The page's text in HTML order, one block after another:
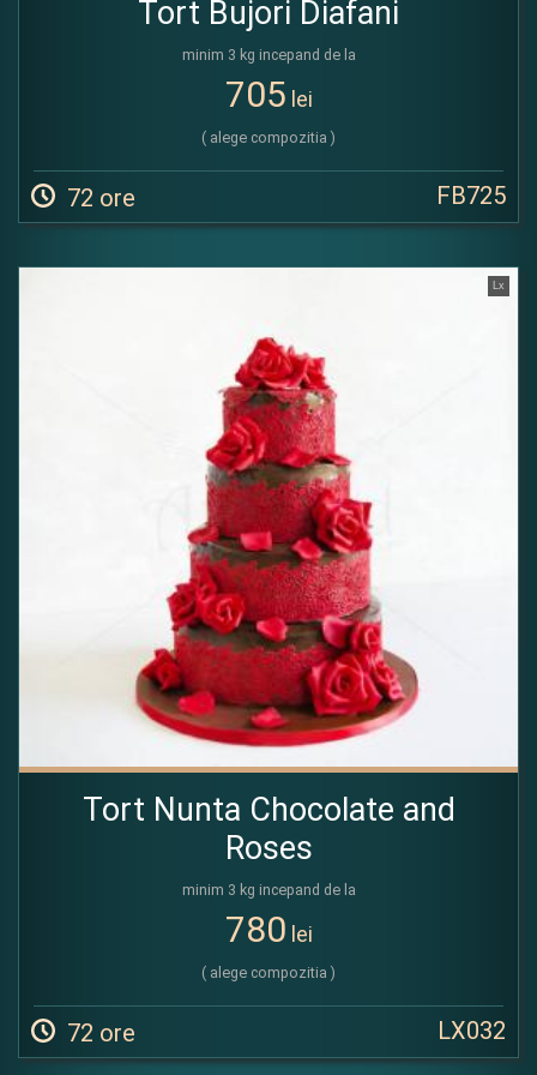
Tort Bujori Diafani
minim 3 kg incepand de la
705 lei
( alege compozitia )
72 ore FB725
Lx
Tort Nunta Chocolate and
Roses
minim 3 kg incepand de la
780 lei
( alege compozitia )
72 ore LX032